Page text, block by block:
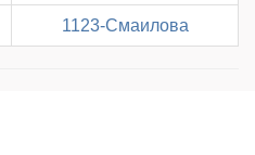
1123-Смаилова